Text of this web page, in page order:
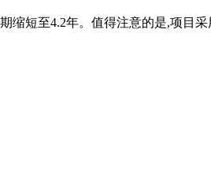
缩短至4.2年。值得注意的是,项目